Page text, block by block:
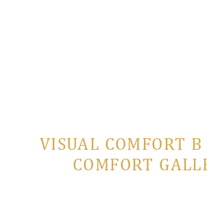
VISUAL COMFORT
COMFORT